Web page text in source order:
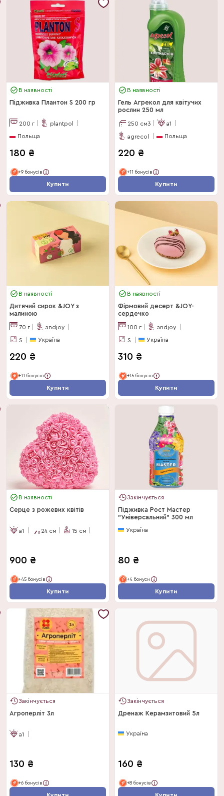
В наявності
Підживка Плантон S 200 гр
200 г plantpol
Польща
180 ₴
+9 бонусів
Купити
В наявності
Гель Агрекол для квітучих
рослин 250 мл
250 см3 a1
agrecol Польща
220 ₴
+11 бонусів
Купити
В наявності
Дитячий сирок &JOY з
малиною
70 г andjoy
S Україна
220 ₴
+11 бонусів
Купити
В наявності
Фірмовий десерт &JOY-
сердечко
100 г andjoy
S Україна
310 ₴
+15 бонусів
Купити
В наявності
Серце з рожевих квітів
a1 24 см 15 см
900 ₴
+45 бонусів
Купити
Закінчується
Підживка Рост Мастер
"Універсальний" 300 мл
Україна
80 ₴
+4 бонуси
Купити
Закінчується
Агроперліт 3л
a1
130 ₴
+6 бонусів
Закінчується
Дренаж Керамзитовий 5л
Україна
160 ₴
+8 бонусів